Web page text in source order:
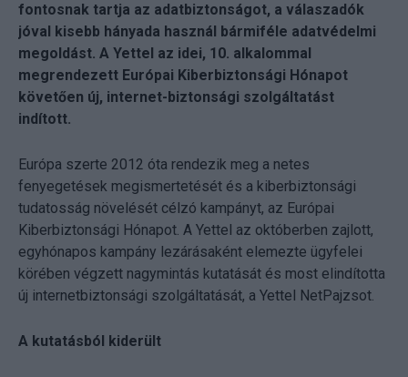
fontosnak tartja az adatbiztonságot, a válaszadók
jóval kisebb hányada használ bármiféle adatvédelmi
megoldást. A Yettel az idei, 10. alkalommal
megrendezett Európai Kiberbiztonsági Hónapot
követően új, internet-biztonsági szolgáltatást
indított.
Európa szerte 2012 óta rendezik meg a netes
fenyegetések megismertetését és a kiberbiztonsági
tudatosság növelését célzó kampányt, az Európai
Kiberbiztonsági Hónapot. A Yettel az októberben zajlott,
egyhónapos kampány lezárásaként elemezte ügyfelei
körében végzett nagymintás kutatását és most elindította
új internetbiztonsági szolgáltatását, a Yettel NetPajzsot.
A kutatásból kiderült